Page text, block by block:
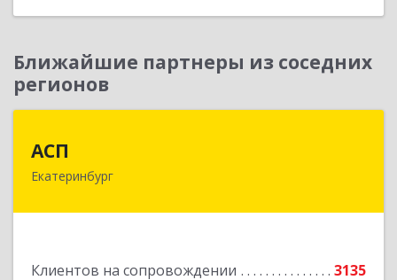
Ближайшие партнеры из соседних
регионов
АСП
Екатеринбург
Клиентов на сопровождении 3135
620075, Свердловская обл, Екатеринбург г,